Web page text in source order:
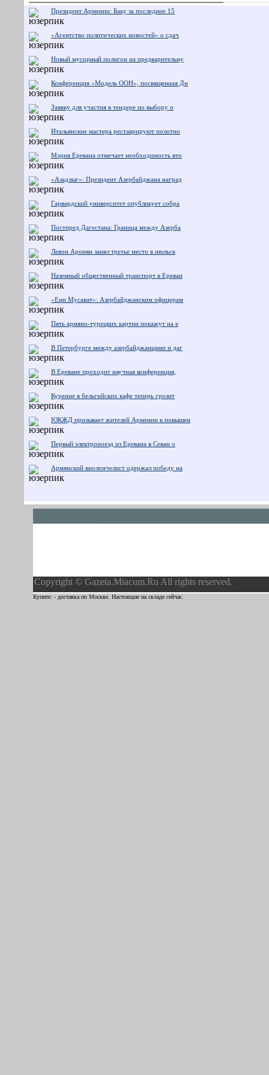
Президент Армении: Баку за последние 15
«Агентство политических новостей» о сдач
Новый мусорный полигон на предварительну
Конференция «Модель ООН», посвященная Дн
Заявку для участия в тендере по выбору о
Итальянские мастера реставрируют полотно
Мэрия Еревана отмечает необходимость вто
«Азадлыг»: Президент Азербайджана наград
Гарвардский университет опубликует собра
Постпред Дагестана: Граница между Азерба
Левон Аронян занял третье место в июльск
Наземный общественный транспорт в Ереван
«Ени Мусават»: Азербайджанским офицерам
Пять армяно-турецких картин покажут на е
В Петербурге между азербайджанцами и даг
В Ереване проходит научная конференция,
Курение в бельгийских кафе теперь грозит
ЮКЖД призывает жителей Армении к повышен
Первый электропоезд из Еревана в Севан о
Армянский виолончелист одержал победу на
Copyright © Gazeta.Miacum.Ru All rights reserved.
Купите: - доставка по Москве. Настоящие на складе сейчас.